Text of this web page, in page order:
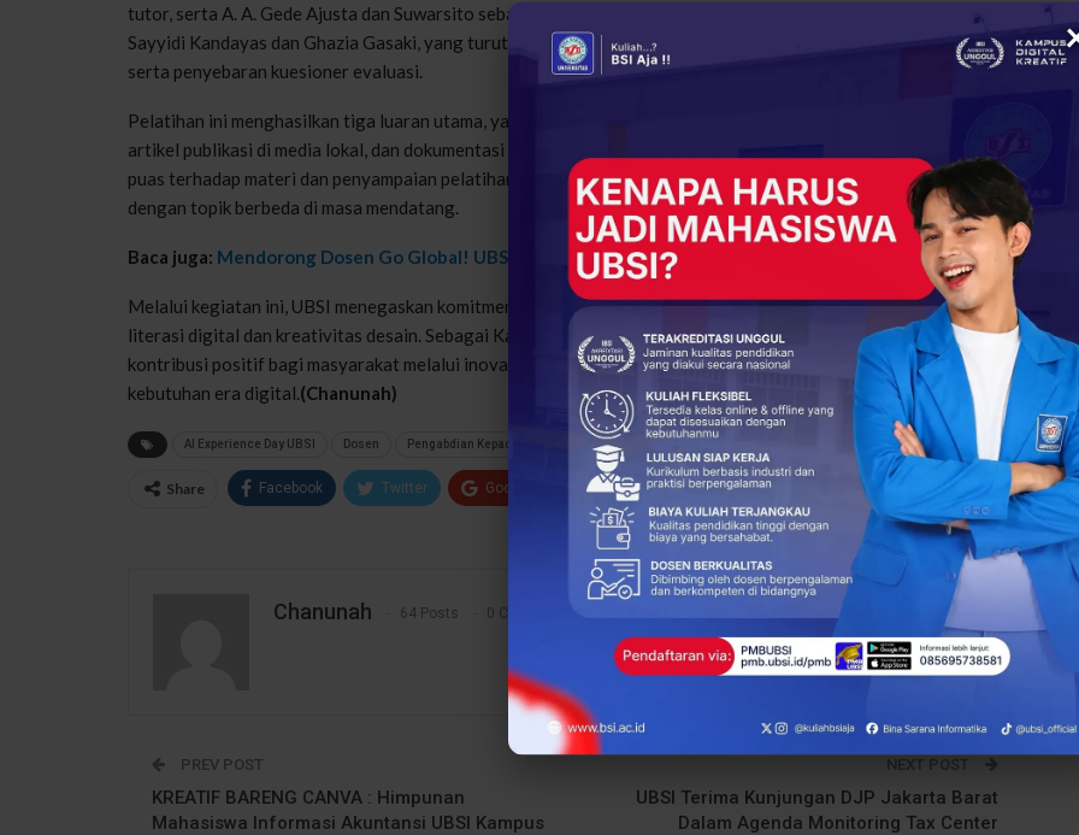
tutor, serta A. A. Gede Ajusta dan Suwarsito sebagai anggota. Kegiatan ini juga melibatkan dua mahasiswa, yaitu
Sayyidi Kandayas dan Ghazia Gasaki, yang turut membantu dalam proses pelatihan, persiapan perlengkapan,
serta penyebaran kuesioner evaluasi.
Pelatihan ini menghasilkan tiga luaran utama, yakni modul pelatihan desain logo produk menggunakan Canva,
artikel publikasi di media lokal, dan dokumentasi kegiatan PM. Hasil evaluasi menunjukkan bahwa peserta merasa
puas terhadap materi dan penyampaian pelatihan, serta berharap kegiatan serupa dapat dilaksanakan kembali
dengan topik berbeda di masa mendatang.
Baca juga: Mendorong Dosen Go Global! UBSI Gelar Workshop Publikasi Ilmiah Bereputasi
Melalui kegiatan ini, UBSI menegaskan komitmennya dalam mengembangkan kompetensi masyarakat melalui
literasi digital dan kreativitas desain. Sebagai Kampus Digital Kreatif, UBSI terus berupaya memberikan
kontribusi positif bagi masyarakat melalui inovasi, pelatihan, dan penerapan teknologi yang relevan dengan
kebutuhan era digital.(Chanunah)
AI Experience Day UBSI Dosen Pengabdian Kepada Masyarakat
0
Share Facebook Twitter Google+ ReddIt
Chanunah 64 Posts 0 Comments
PREV POST
KREATIF BARENG CANVA : Himpunan
Mahasiswa Informasi Akuntansi UBSI Kampus
NEXT POST
UBSI Terima Kunjungan DJP Jakarta Barat
Dalam Agenda Monitoring Tax Center